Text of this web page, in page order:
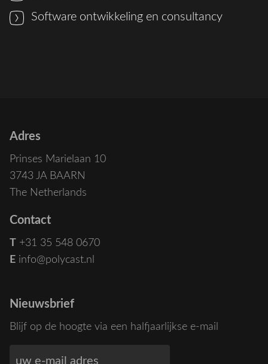
Software ontwikkeling en consultancy
Adres
Prinses Marielaan 10
3743 JA BAARN
The Netherlands
Contact
T +31 35 548 0670
E info@polycast.nl
Nieuwsbrief
Blijf op de hoogte via een halfjaarlijkse e-mail